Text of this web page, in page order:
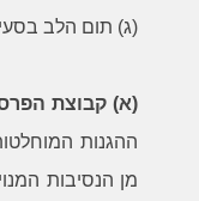
(ג) תום הלב בסעיף
(א) קבוצת
ההגנות